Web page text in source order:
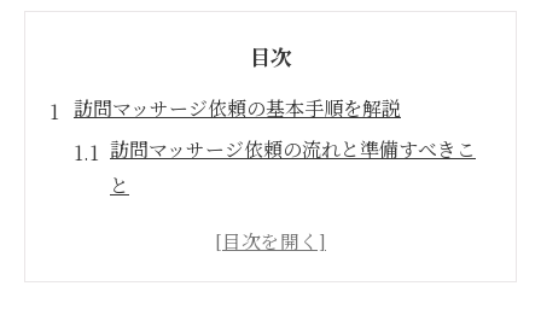
目次
訪問マッサージ依頼の基本手順を解説
訪問マッサージ依頼の流れと準備すべきこ
と
訪問マッサージを受けるための相談方法の